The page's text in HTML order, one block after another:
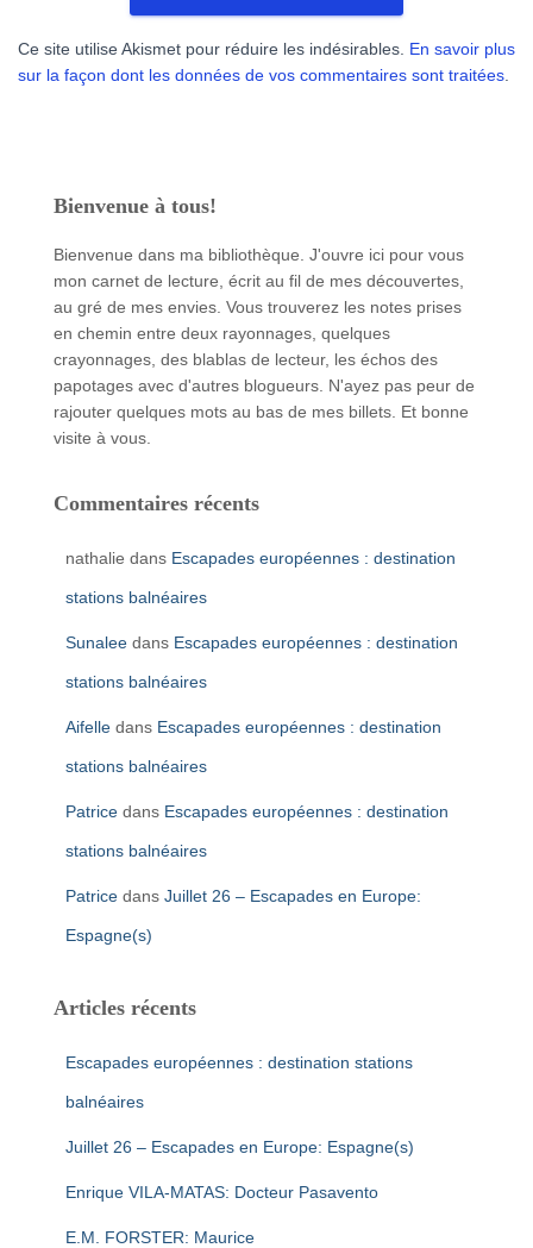
Ce site utilise Akismet pour réduire les indésirables. En savoir plus
sur la façon dont les données de vos commentaires sont traitées
Bienvenue à tous!
Bienvenue dans ma bibliothèque. J'ouvre ici pour vous
mon carnet de lecture, écrit au fil de mes découvertes,
au gré de mes envies. Vous trouverez les notes prises
en chemin entre deux rayonnages, quelques
crayonnages, des blablas de lecteur, les échos des
papotages avec d'autres blogueurs. N'ayez pas peur de
rajouter quelques mots au bas de mes billets. Et bonne
visite à vous.
Commentaires récents
nathalie dans Escapades européennes : destination
stations balnéaires
Sunalee dans Escapades européennes : destination
stations balnéaires
Aifelle dans Escapades européennes : destination
stations balnéaires
Patrice dans Escapades européennes : destination
stations balnéaires
Patrice dans Juillet 26 – Escapades en Europe:
Espagne(s)
Articles récents
Escapades européennes : destination stations
balnéaires
Juillet 26 – Escapades en Europe: Espagne(s)
Enrique VILA-MATAS: Docteur Pasavento
E.M. FORSTER: Maurice